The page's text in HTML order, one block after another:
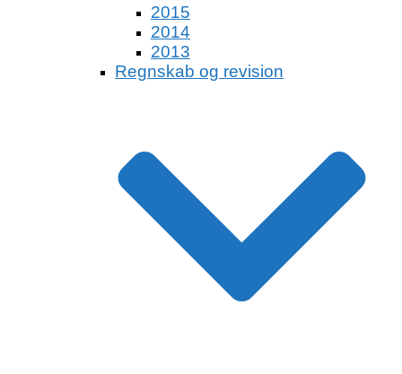
2015
2014
2013
Regnskab og revision